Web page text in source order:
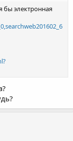
бы электронная